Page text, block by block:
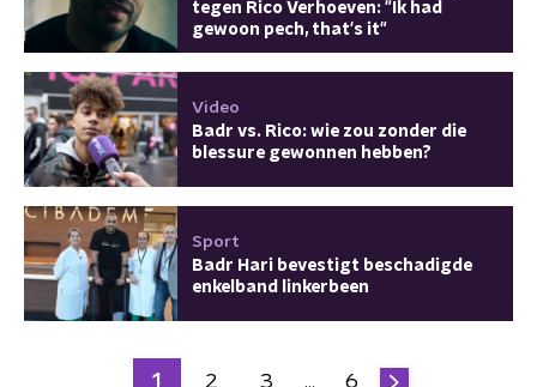
tegen Rico Verhoeven: "Ik had
gewoon pech, that's it"
Video
Badr vs. Rico: wie zou zonder die
blessure gewonnen hebben?
Sport
Badr Hari bevestigt beschadigde
enkelband linkerbeen
1 2 3 … 6